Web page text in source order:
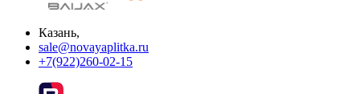
Казань,
sale@novayaplitka.ru
+7(922)260-02-15